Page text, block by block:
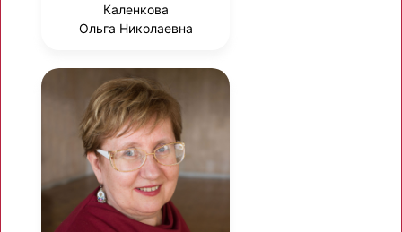
Каленкова
Ольга Николаевна